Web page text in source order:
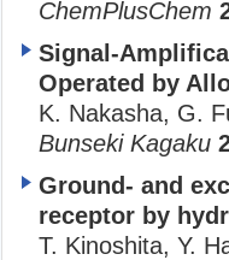
ChemPlusChem
Signal-
Operated by
K. Nakasha, G.
Bunseki Kagaku
Ground- and
receptor by
T. Kinoshita, Y.